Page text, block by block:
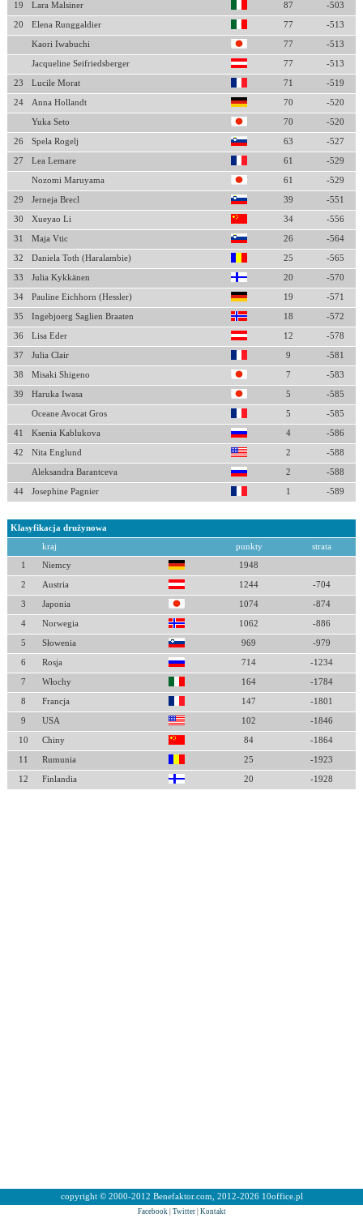
19 Lara Malsiner 87 -503
20 Elena Runggaldier 77 -513
Kaori Iwabuchi 77 -513
Jacqueline Seifriedsberger 77 -513
23 Lucile Morat 71 -519
24 Anna Hollandt 70 -520
Yuka Seto 70 -520
26 Spela Rogelj 63 -527
27 Lea Lemare 61 -529
Nozomi Maruyama 61 -529
29 Jerneja Brecl 39 -551
30 Xueyao Li 34 -556
31 Maja Vtic 26 -564
32 Daniela Toth (Haralambie) 25 -565
33 Julia Kykkänen 20 -570
34 Pauline Eichhorn (Hessler) 19 -571
35 Ingebjoerg Saglien Braaten 18 -572
36 Lisa Eder 12 -578
37 Julia Clair 9 -581
38 Misaki Shigeno 7 -583
39 Haruka Iwasa 5 -585
Oceane Avocat Gros 5 -585
41 Ksenia Kablukova 4 -586
42 Nita Englund 2 -588
Aleksandra Barantceva 2 -588
44 Josephine Pagnier 1 -589
Klasyfikacja drużynowa
kraj punkty strata
1 Niemcy 1948
2 Austria 1244 -704
3 Japonia 1074 -874
4 Norwegia 1062 -886
5 Słowenia 969 -979
6 Rosja 714 -1234
7 Włochy 164 -1784
8 Francja 147 -1801
9 USA 102 -1846
10 Chiny 84 -1864
11 Rumunia 25 -1923
12 Finlandia 20 -1928
copyright © 2000-2012 Benefaktor.com, 2012-2026 10office.pl
Facebook| Twitter| Kontakt